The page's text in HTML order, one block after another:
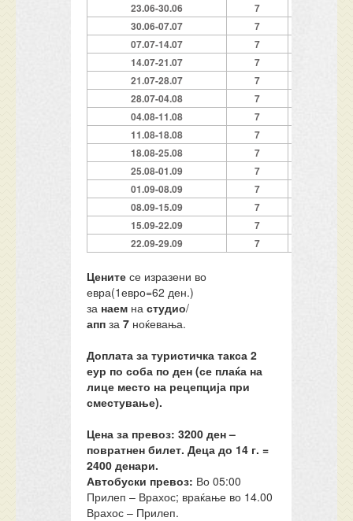
23.06-30.06 7
30.06-07.07 7
07.07-14.07
7
14.07-21.07
7
21.07-28.07
7
28.07-04.08
7
04.08-11.08
7
11.08-18.08
7
18.08-25.08
7
25.08-01.09
7
01.09-08.09
7
08.09-15.09
7
15.09-22.09
7
22.09-29.09
7
Цените се изразени во
евра(1евро=62 ден.)
за наем настудио/
апп за7 ноќевања.
Доплата за туристичка такса 2
еур по соба по ден (се плаќа на
лице место на рецепција при
сместување).
Цена за превоз: 3200 ден –
повратнен билет. Деца до 14 г. =
2400 денари.
Автобуски превоз: Во 05:00
Прилеп – Врахос; враќање во 14.00
Врахос – Прилеп.